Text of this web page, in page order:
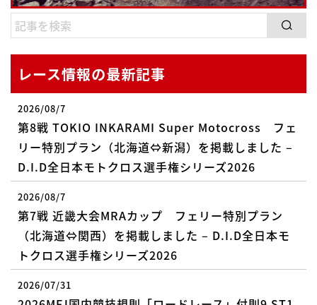
レース情報の最新記事
2026/08/7
第8戦 TOKIO INKARAMI Super Motocross フェ
リー特別プラン（北海道⇔新潟）を掲載しました –
D.I.D全日本モトクロス選手権シリーズ2026
2026/08/7
第7戦 近畿大会MRAカップ フェリー特別プラン
（北海道⇔関西）を掲載しました – D.I.D全日本モ
トクロス選手権シリーズ2026
2026/07/31